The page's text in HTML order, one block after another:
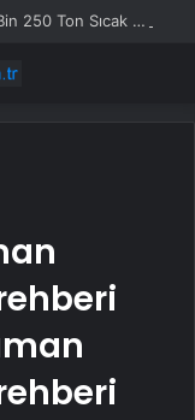
Salihli Belediyesi Keli Mahallesi’nde 2 Bin 250 Ton Sıcak Asfalt Çalışmasını Tamamladı